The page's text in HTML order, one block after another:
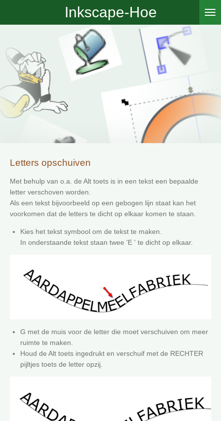
hoofdinhoud
Inkscape-Hoe
Letters opschuiven
Met behulp van o.a. de Alt toets is in een tekst een bepaalde
letter verschoven worden.
Als een tekst bijvoorbeeld op een gebogen lijn staat kan het
voorkomen dat de letters te dicht op elkaar komen te staan.
Kies het tekst symbool om de tekst te maken.
In onderstaande tekst staan twee 'E ' te dicht op elkaar.
G met de muis voor de letter die moet verschuiven om meer
ruimte te maken.
Houd de Alt toets ingedrukt en verschuif met de RECHTER
pijltjes toets de letter opzij.